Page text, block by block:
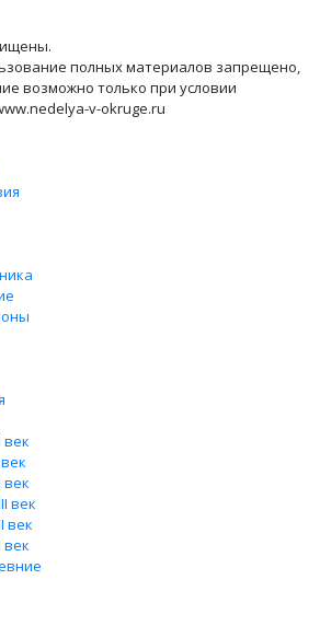
полных материалов запрещено,
возможно только при условии
v-okruge.ru
век
век